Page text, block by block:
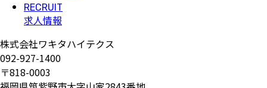
RECRUIT
求人情報
株式会社ワキタハイテクス
092-927-1400
〒818-0003